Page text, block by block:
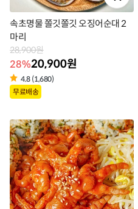
속초명물 쫄깃쫄깃 오징어순대 2
마리
28,900원
28%20,900원
4.8 (1,680)
상
라
벨
무료배송